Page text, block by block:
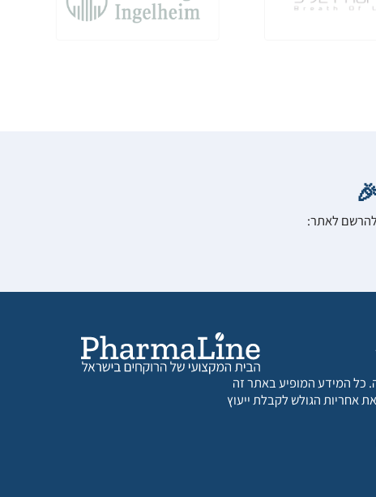
להרשם לאתר:
כל המידע המופיע באתר זה
אחריות הגולש לקבלת ייעוץ